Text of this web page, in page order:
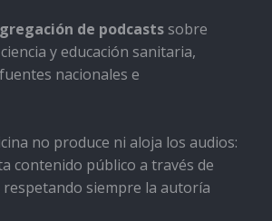
de podcastssobre
y educación sanitaria,
nacionales e
no produce ni aloja los audios:
contenido público a través de
respetando siempre la autoría